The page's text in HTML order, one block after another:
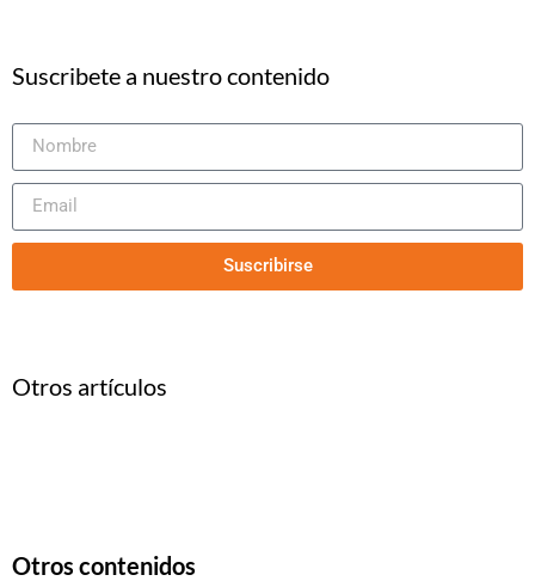
Suscribete a nuestro contenido
Suscribirse
Otros artículos
Otros contenidos